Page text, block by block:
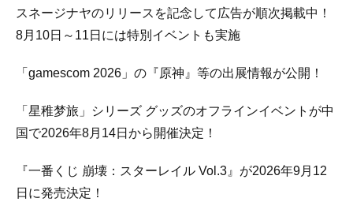
スネージナヤのリリースを記念して広告が順次掲載中！
8月10日～11日には特別イベントも実施
「gamescom 2026」の『原神』等の出展情報が公開！
「星稚梦旅」シリーズ グッズのオフラインイベントが中
国で2026年8月14日から開催決定！
『一番くじ 崩壊：スターレイル Vol.3』が2026年9月12
日に発売決定！